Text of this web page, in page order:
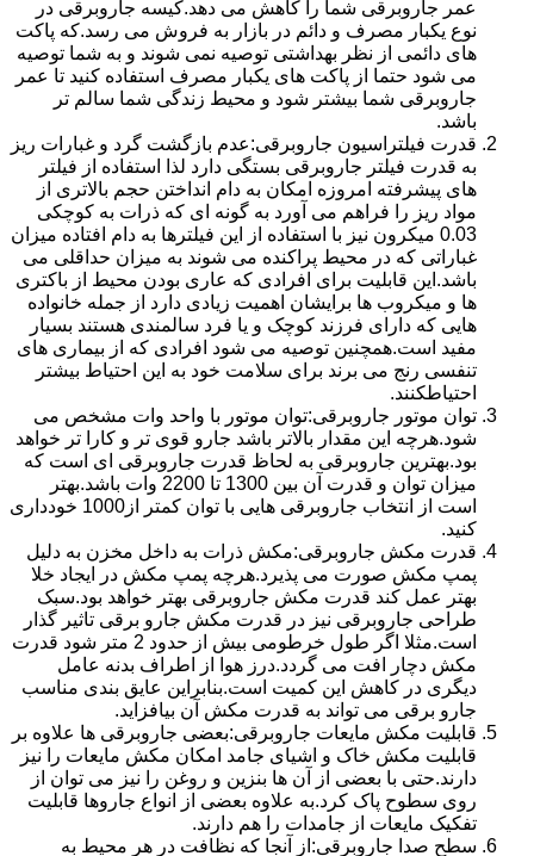
عمر جاروبرقی شما را کاهش می دهد.کیسه جاروبرقی در
نوع یکبار مصرف و دائم در بازار به فروش می رسد.که پاکت
های دائمی از نظر بهداشتی توصیه نمی شوند و به شما توصیه
می شود حتما از پاکت های یکبار مصرف استفاده کنید تا عمر
جاروبرقی شما بیشتر شود و محیط زندگی شما سالم تر
باشد.
قدرت فیلتراسیون جاروبرقی:عدم بازگشت گرد و غبارات ریز
به قدرت فیلتر جاروبرقی بستگی دارد لذا استفاده از فیلتر
های پیشرفته امروزه امکان به دام انداختن حجم بالاتری از
مواد ریز را فراهم می آورد به گونه ای که ذرات به کوچکی
0.03 میکرون نیز با استفاده از این فیلترها به دام افتاده میزان
غباراتی که در محیط پراکنده می شوند به میزان حداقلی می
باشد.این قابلیت برای افرادی که عاری بودن محیط از باکتری
ها و میکروب ها برایشان اهمیت زیادی دارد از جمله خانواده
هایی که دارای فرزند کوچک و یا فرد سالمندی هستند بسیار
مفید است.همچنین توصیه می شود افرادی که از بیماری های
تنفسی رنج می برند برای سلامت خود به این احتیاط بیشتر
احتیاطکنند.
توان موتور جاروبرقی:توان موتور با واحد وات مشخص می
شود.هرچه این مقدار بالاتر باشد جارو قوی تر و کارا تر خواهد
بود.بهترین جاروبرقی به لحاظ قدرت جاروبرقی ای است که
میزان توان و قدرت آن بین 1300 تا 2200 وات باشد.بهتر
است از انتخاب جاروبرقی هایی با توان کمتر از1000 خودداری
کنید.
قدرت مکش جاروبرقی:مکش ذرات به داخل مخزن به دلیل
پمپ مکش صورت می پذیرد.هرچه پمپ مکش در ایجاد خلا
بهتر عمل کند قدرت مکش جاروبرقی بهتر خواهد بود.سبک
طراحی جاروبرقی نیز در قدرت مکش جارو برقی تاثیر گذار
است.مثلا اگر طول خرطومی بیش از حدود 2 متر شود قدرت
مکش دچار افت می گردد.درز هوا از اطراف بدنه عامل
دیگری در کاهش این کمیت است.بنابراین عایق بندی مناسب
جارو برقی می تواند به قدرت مکش آن بیافزاید.
قابلیت مکش مایعات جاروبرقی:بعضی جاروبرقی ها علاوه بر
قابلیت مکش خاک و اشیای جامد امکان مکش مایعات را نیز
دارند.حتی با بعضی از آن ها بنزین و روغن را نیز می توان از
روی سطوح پاک کرد.به علاوه بعضی از انواع جاروها قابلیت
تفکیک مایعات از جامدات را هم دارند.
سطح صدا جاروبرقی:از آنجا که نظافت در هر محیط به